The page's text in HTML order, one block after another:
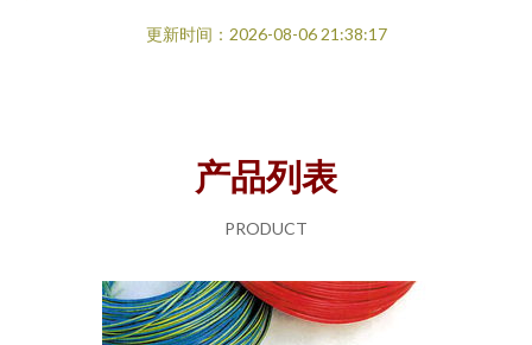
更新时间：2026-08-06 21:38:17
产品列表
PRODUCT